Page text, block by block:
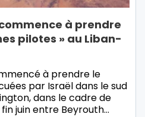
à prendre
pilotes » au Liban-
à prendre le
par Israël dans le sud
dans le cadre de
juin entre Beyrouth…